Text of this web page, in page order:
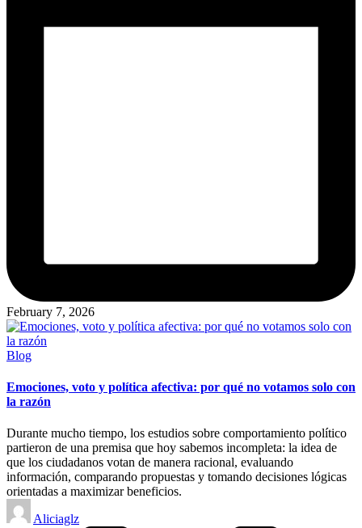
February 7, 2026
Posted
Blog
Emociones, voto y política afectiva: por qué no votamos solo con
la razón
Durante mucho tiempo, los estudios sobre comportamiento político
partieron de una premisa que hoy sabemos incompleta: la idea de
que los ciudadanos votan de manera racional, evaluando
información, comparando propuestas y tomando decisiones lógicas
orientadas a maximizar beneficios.
Posted
by
Aliciaglz